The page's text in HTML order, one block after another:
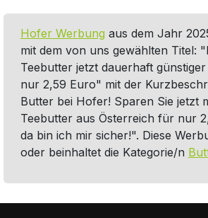
Hofer Werbung aus dem Jahr
mit dem von uns gewählten Titel:
Teebutter jetzt dauerhaft
nur 2,59 Euro" mit der
Butter bei Hofer! Sparen Sie jetzt
Teebutter aus Österreich für nur
da bin ich mir sicher!". Diese
oder beinhaltet die Kategorie/n